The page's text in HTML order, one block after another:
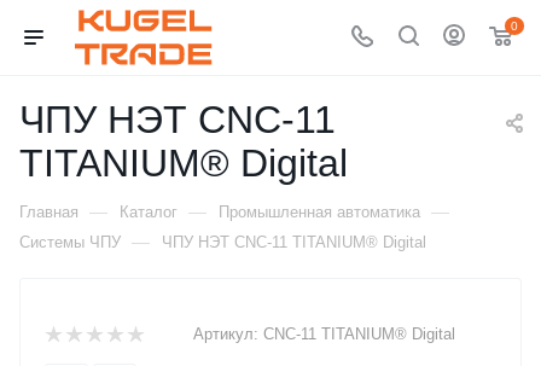
0
ЧПУ НЭТ CNC-11
TITANIUM® Digital
Главная — Каталог — Промышленная автоматика —
Системы ЧПУ — ЧПУ НЭТ CNC-11 TITANIUM® Digital
Артикул: CNC-11 TITANIUM® Digital